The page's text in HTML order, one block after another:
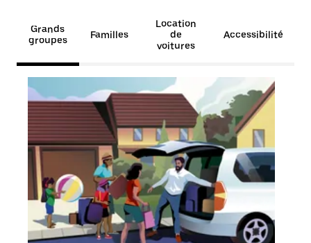
Grands
groupes
Familles
Location
de
voitures
Accessibilité